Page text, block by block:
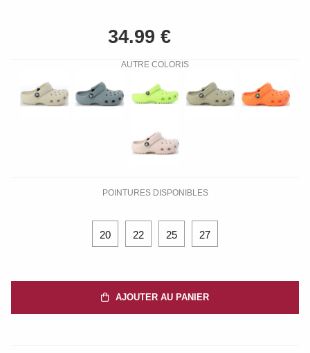
AUTRE COLORIS
POINTURES DISPONIBLES
20 22 25 27
AJOUTER AU PANIER